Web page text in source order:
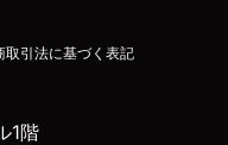
取引法に基づく表記
1階